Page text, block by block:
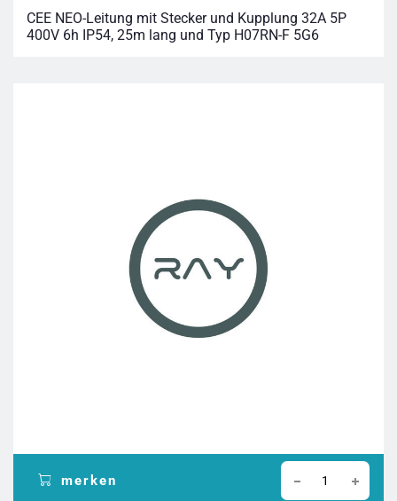
CEE NEO-Leitung mit Stecker und Kupplung 32A 5P
400V 6h IP54, 25m lang und Typ H07RN-F 5G6
merken